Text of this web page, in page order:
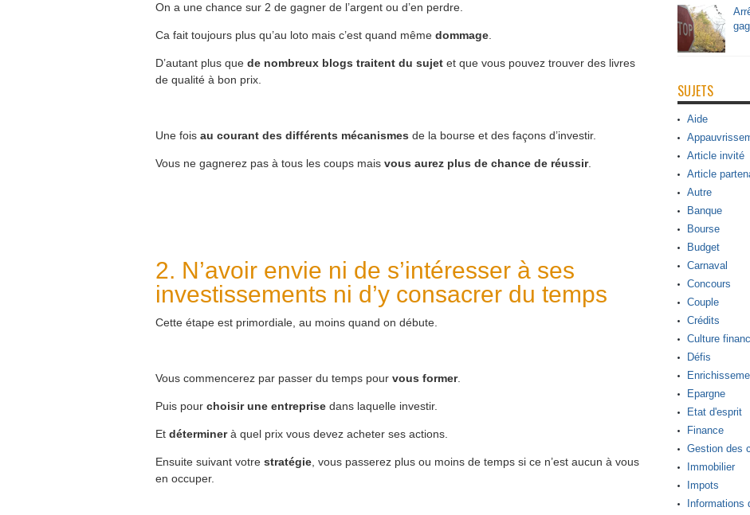
On a une chance sur 2 de gagner de l’argent ou d’en perdre.
Ca fait toujours plus qu’au loto mais c’est quand même dommage.
D’autant plus que de nombreux blogs traitent du sujetet que vous pouvez trouver des livres
de qualité à bon prix.
Une fois au courant des différents mécanismes de la bourse et des façons d’investir.
Vous ne gagnerez pas à tous les coups mais vous aurez plus de chance de réussir.
2. N’avoir envie ni de s’intéresser à ses
investissements ni d’y consacrer du temps
Cette étape est primordiale, au moins quand on débute.
Vous commencerez par passer du temps pour vous former.
Puis pour choisir une entreprisedans laquelle investir.
Et déterminerà quel prix vous devez acheter ses actions.
Ensuite suivant votre stratégie, vous passerez plus ou moins de temps si ce n’est aucun à vous
en occuper.
SUJETS
Aide
Article invité
Article
Autre
Banque
Bourse
Budget
Carnaval
Concours
Couple
Crédits
Culture
Défis
Epargne
Etat d'esprit
Finance
Gestion des
Immobilier
Impots
Informations